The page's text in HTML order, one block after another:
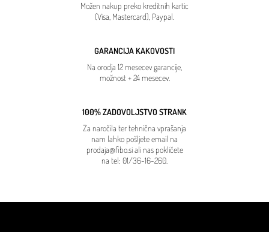
Možen nakup preko kreditnih kartic
(Visa, Mastercard), Paypal.
GARANCIJA KAKOVOSTI
Na orodja 12 mesecev garancije,
možnost + 24 mesecev.
100% ZADOVOLJSTVO STRANK
Za naročila ter tehnična vprašanja
nam lahko pošljete email na
prodaja@fibo.siali nas pokličete
na tel: 01/36-16-260